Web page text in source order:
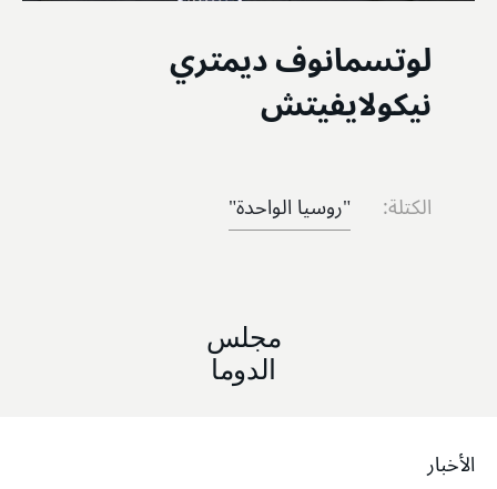
لوتسمانوف ديمتري
نيكولايفيتش
الكتلة: "روسيا الواحدة"
مجلس
الدوما
الأخبار